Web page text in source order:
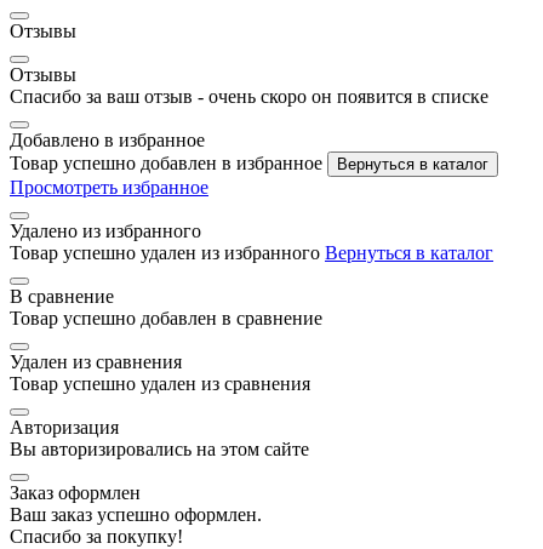
Отзывы
Отзывы
Спасибо за ваш отзыв - очень скоро он появится в списке
Добавлено в избранное
Товар успешно добавлен в избранное
Вернуться в каталог
Просмотреть избранное
Удалено из избранного
Товар успешно удален из избранного Вернуться в каталог
В сравнение
Товар успешно добавлен в сравнение
Удален из сравнения
Товар успешно удален из сравнения
Авторизация
Вы авторизировались на этом сайте
Заказ оформлен
Ваш заказ успешно оформлен.
Спасибо за покупку!